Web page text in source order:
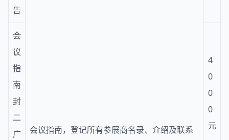
告
会议指南，登记所有参展商名录、介绍及联系
会
议
指
南
封
二
广
4
0
0
0
元